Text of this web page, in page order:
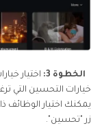
الخطوة 3:
اختيار
خيارات التحسين التي
يمكنك اختيار الوظائف
زر "تحسين".